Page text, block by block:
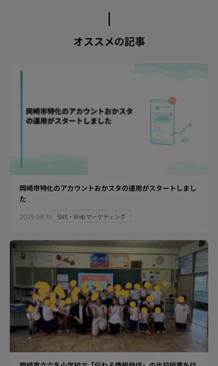
オススメの記事
岡崎市特化のアカウントおかスタの運用がスタートしまし
た
2025.08.19 SNS・Webマーケティング